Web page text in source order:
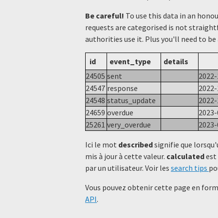
Be careful! To use this data in an
requests are categorised is not
authorities use it. Plus you'll need to
id event_type
details
24505 sent
24547 response
24548 status_update
24659 overdue
25261 very_overdue
Ici le mot describedsignifie que
mis à jour à cette valeur. calculatedest
par un utilisateur. Voir les search tips
Vous pouvez obtenir cette page en
API.